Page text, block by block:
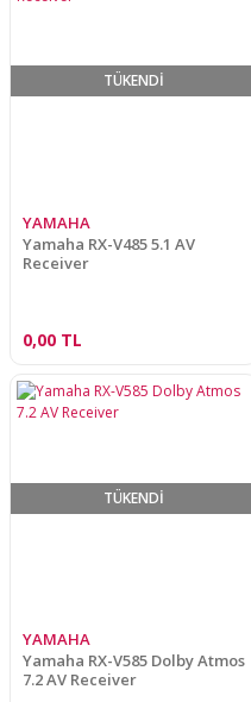
TÜKENDİ
YAMAHA
Yamaha RX-V485 5.1 AV
Receiver
0,00 TL
TÜKENDİ
YAMAHA
Yamaha RX-V585 Dolby Atmos
7.2 AV Receiver